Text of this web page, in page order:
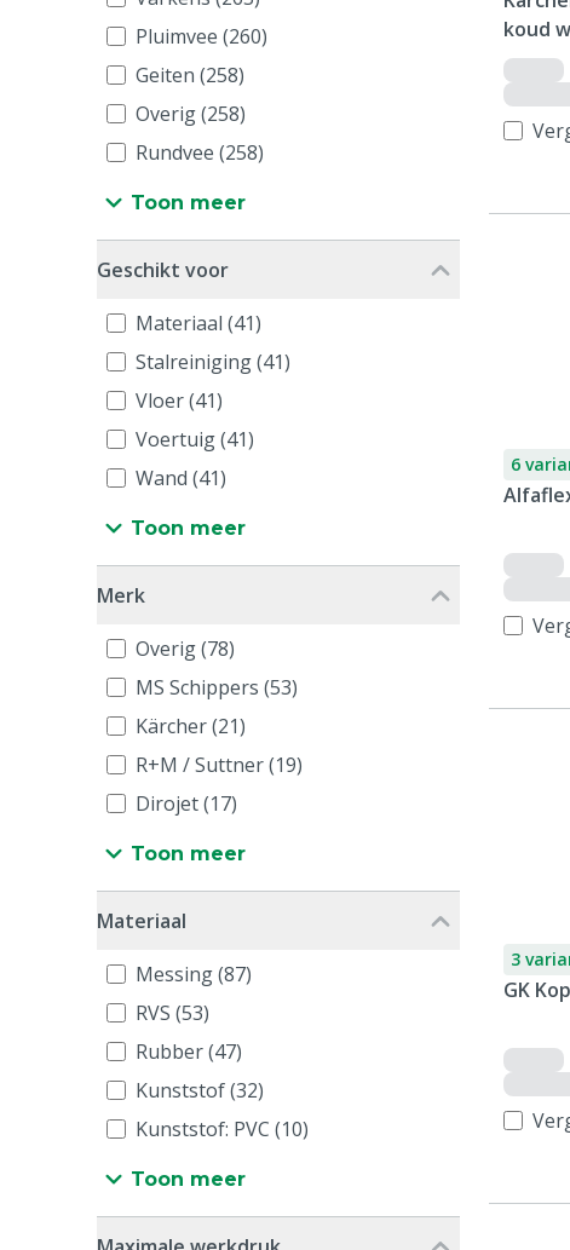
Pluimvee (260)
Geiten (258)
Overig (258)
Rundvee (258)
Toon meer
Geschikt voor
Materiaal (41)
Stalreiniging (41)
Vloer (41)
Voertuig (41)
Wand (41)
Toon meer
Merk
Overig (78)
MS Schippers (53)
Kärcher (21)
R+M / Suttner (19)
Dirojet (17)
Toon meer
Materiaal
Messing (87)
RVS (53)
Rubber (47)
Kunststof (32)
Kunststof: PVC (10)
Toon meer
koud
6
3
GK